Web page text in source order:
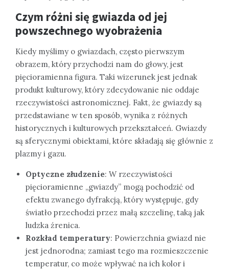
Czym różni się gwiazda od jej
powszechnego wyobrażenia
Kiedy myślimy o gwiazdach, często pierwszym
obrazem, który przychodzi nam do głowy, jest
pięcioramienna figura. Taki wizerunek jest jednak
produkt kulturowy, który zdecydowanie nie oddaje
rzeczywistości astronomicznej. Fakt, że gwiazdy są
przedstawiane w ten sposób, wynika z różnych
historycznych i kulturowych przekształceń. Gwiazdy
są sferycznymi obiektami, które składają się głównie z
plazmy i gazu.
Optyczne złudzenie: W rzeczywistości
pięcioramienne „gwiazdy” mogą pochodzić od
efektu zwanego dyfrakcją, który występuje, gdy
światło przechodzi przez małą szczelinę, taką jak
ludzka źrenica.
Rozkład temperatury: Powierzchnia gwiazd nie
jest jednorodna; zamiast tego ma rozmieszczenie
temperatur, co może wpływać na ich kolor i